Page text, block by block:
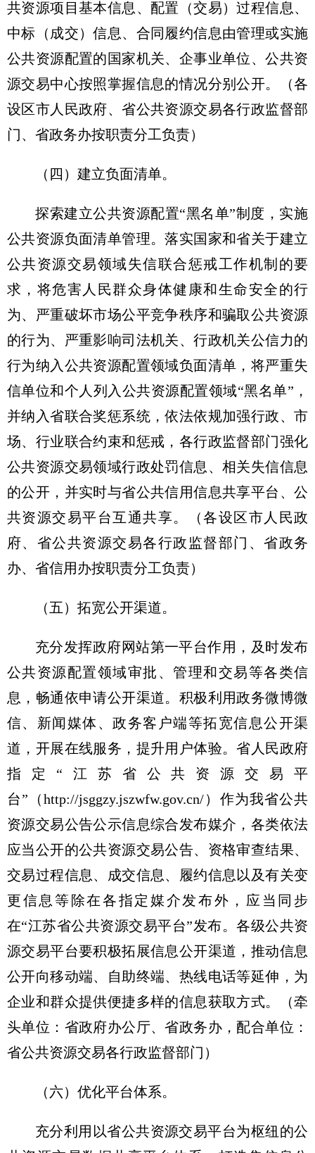
共资源项目基本信息、配置（交易）过程信息、
中标（成交）信息、合同履约信息由管理或实施
公共资源配置的国家机关、企事业单位、公共资
源交易中心按照掌握信息的情况分别公开。（各
设区市人民政府、省公共资源交易各行政监督部
门、省政务办按职责分工负责）
（四）建立负面清单。
探索建立公共资源配置“黑名单”制度，实施
公共资源负面清单管理。落实国家和省关于建立
公共资源交易领域失信联合惩戒工作机制的要
求，将危害人民群众身体健康和生命安全的行
为、严重破坏市场公平竞争秩序和骗取公共资源
的行为、严重影响司法机关、行政机关公信力的
行为纳入公共资源配置领域负面清单，将严重失
信单位和个人列入公共资源配置领域“黑名单”，
并纳入省联合奖惩系统，依法依规加强行政、市
场、行业联合约束和惩戒，各行政监督部门强化
公共资源交易领域行政处罚信息、相关失信信息
的公开，并实时与省公共信用信息共享平台、公
共资源交易平台互通共享。（各设区市人民政
府、省公共资源交易各行政监督部门、省政务
办、省信用办按职责分工负责）
（五）拓宽公开渠道。
充分发挥政府网站第一平台作用，及时发布
公共资源配置领域审批、管理和交易等各类信
息，畅通依申请公开渠道。积极利用政务微博微
信、新闻媒体、政务客户端等拓宽信息公开渠
道，开展在线服务，提升用户体验。省人民政府
指定“江苏省公共资源交易平
台”（http://jsggzy.jszwfw.gov.cn/）作为我省公共
资源交易公告公示信息综合发布媒介，各类依法
应当公开的公共资源交易公告、资格审查结果、
交易过程信息、成交信息、履约信息以及有关变
更信息等除在各指定媒介发布外，应当同步
在“江苏省公共资源交易平台”发布。各级公共资
源交易平台要积极拓展信息公开渠道，推动信息
公开向移动端、自助终端、热线电话等延伸，为
企业和群众提供便捷多样的信息获取方式。（牵
头单位：省政府办公厅、省政务办，配合单位：
省公共资源交易各行政监督部门）
（六）优化平台体系。
充分利用以省公共资源交易平台为枢纽的公